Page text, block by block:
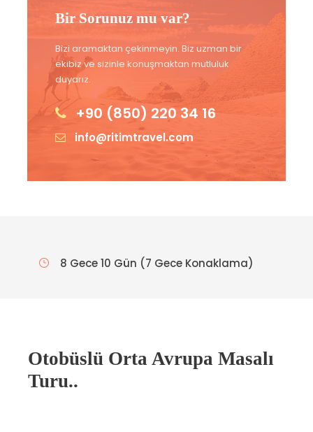
Bir Sorunuz mu var?
Bizi aramaktan çekinmeyin. Biz uzman bir
ekibiz ve sizinle konuşmaktan mutluluk
duyarız.
+90 (850) 220 34 16
info@ritimtravel.com
8 Gece 10 Gün (7 Gece Konaklama)
Otobüslü Orta Avrupa Masalı
Turu..